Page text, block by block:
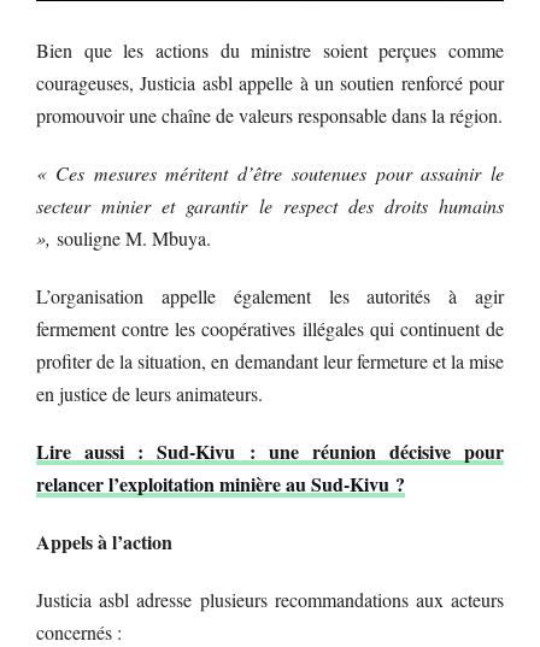
Bien que les actions du ministre soient perçues comme
courageuses, Justicia asbl appelle à un soutien renforcé pour
promouvoir une chaîne de valeurs responsable dans la région.
« Ces mesures méritent d’être soutenues pour assainir le
secteur minier et garantir le respect des droits humains
», souligne M. Mbuya.
L’organisation appelle également les autorités à agir
fermement contre les coopératives illégales qui continuent de
profiter de la situation, en demandant leur fermeture et la mise
en justice de leurs animateurs.
Lire aussi : Sud-Kivu : une réunion décisive pour
relancer l’exploitation minière au Sud-Kivu ?
Appels à l’action
Justicia asbl adresse plusieurs recommandations aux acteurs
concernés :